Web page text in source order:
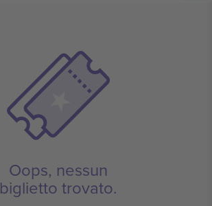
Oops, nessun
biglietto trovato.